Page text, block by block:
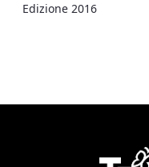
Edizione 2016